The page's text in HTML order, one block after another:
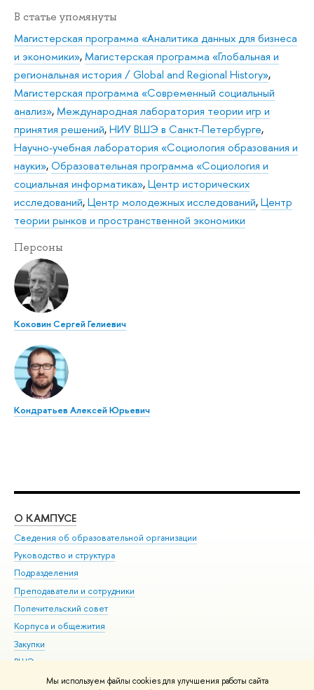
Мы используем файлы cookies для улучшения работы сайта
В статье упомянуты
Магистерская программа «Аналитика данных для бизнеса
и экономики»,Магистерская программа «Глобальная и
региональная история / Global and Regional History»,
Магистерская программа «Современный социальный
анализ»,Международная лаборатория теории игр и
принятия решений,НИУ ВШЭ в Санкт-Петербурге,
Научно-учебная лаборатория «Социология образования и
науки»,Образовательная программа «Социология и
социальная информатика»,Центр исторических
исследований,Центр молодежных исследований,Центр
теории рынков и пространственной экономики
Персоны
Коковин Сергей Гелиевич
Кондратьев Алексей Юрьевич
О КАМПУСЕ
Сведения об образовательной организации
Руководство и структура
Подразделения
Преподаватели и сотрудники
Попечительский совет
Корпуса и общежития
Закупки
ВШЭ для студентов с ограниченными возможностями
здоровья и инвалидностью